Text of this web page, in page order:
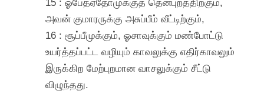
அவன் குமாரருக்கு அசுப்பீம் வீட்டிற்கும்,
16 : சூப்பீமுக்கும், ஓசாவுக்கும் மண்போட்டு
உயர்த்தப்பட்ட வழியும் காவலுக்கு எதிர்காவலும்
இருக்கிற மேற்புறமான வாசலுக்கும் சீட்டு
விழுந்தது.